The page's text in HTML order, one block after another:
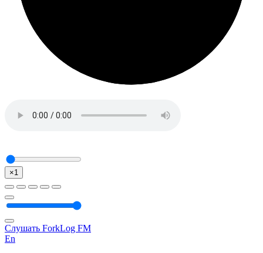
×1
Слушать ForkLog FM
En